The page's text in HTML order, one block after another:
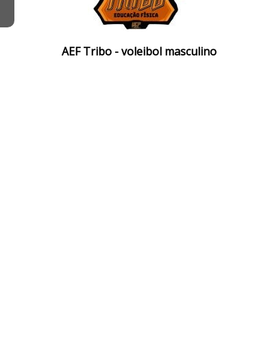
AEF Tribo - voleibol masculino